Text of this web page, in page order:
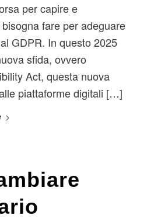
per capire e
fare per adeguare
GDPR. In questo 2025
sfida, ovvero
Act, questa nuova
piattaforme digitali […]